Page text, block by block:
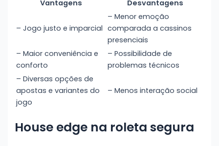
Vantagens Desvantagens
– Jogo justo e imparcial
– Menor emoção
comparada a cassinos
presenciais
– Maior conveniência e
conforto
– Possibilidade de
problemas técnicos
– Diversas opções de
apostas e variantes do
jogo
– Menos interação social
House edge na roleta segura